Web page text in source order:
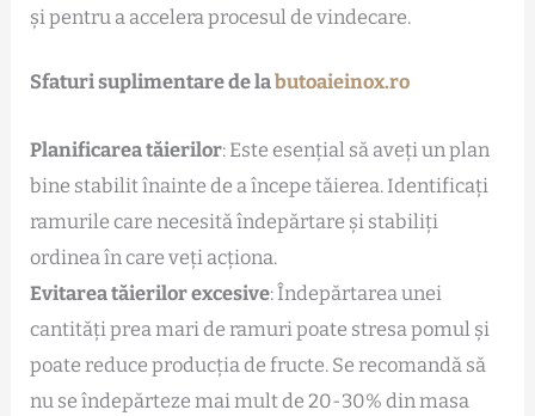
și pentru a accelera procesul de vindecare.
Sfaturi suplimentare de labutoaieinox.ro
Planificarea tăierilor: Este esențial să aveți un plan
bine stabilit înainte de a începe tăierea. Identificați
ramurile care necesită îndepărtare și stabiliți
ordinea în care veți acționa.
Evitarea tăierilor excesive: Îndepărtarea unei
cantități prea mari de ramuri poate stresa pomul și
poate reduce producția de fructe. Se recomandă să
nu se îndepărteze mai mult de 20-30% din masa